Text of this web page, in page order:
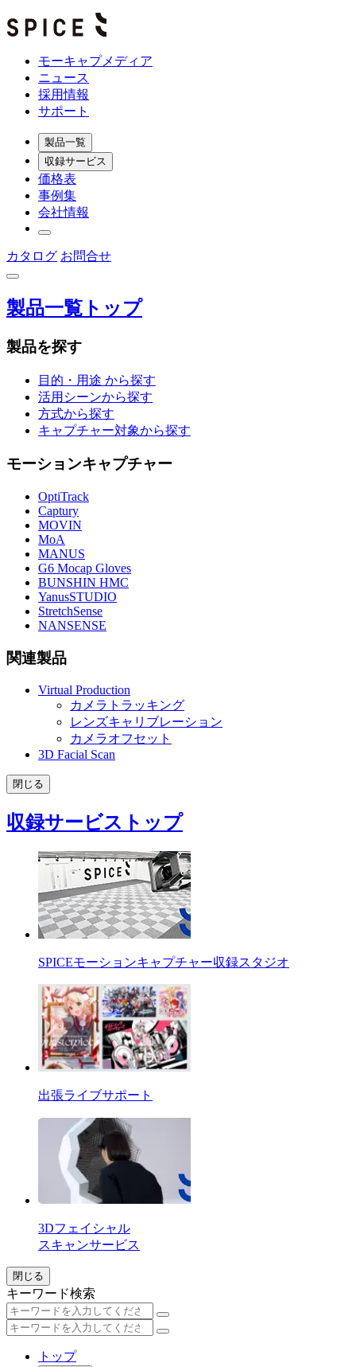
モーキャプメディア
ニュース
採用情報
サポート
製品一覧
収録サービス
価格表
事例集
会社情報
カタログ お問合せ
製品一覧トップ
製品を探す
目的・用途 から探す
活用シーンから探す
方式から探す
キャプチャー対象から探す
モーションキャプチャー
OptiTrack
Captury
MOVIN
MoA
MANUS
G6 Mocap Gloves
BUNSHIN HMC
YanusSTUDIO
StretchSense
NANSENSE
関連製品
Virtual Production
カメラトラッキング
レンズキャリブレーション
カメラオフセット
3D Facial Scan
閉じる
収録サービストップ
SPICEモーションキャプチャー収録スタジオ
出張ライブサポート
3Dフェイシャル
スキャンサービス
閉じる
キーワード検索
トップ